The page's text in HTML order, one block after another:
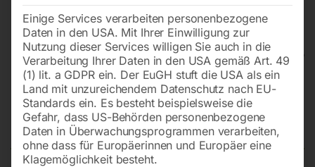
Wand-Schwenkarm WSA 300-
1100-2
Einige Services verarbeiten personenbezogene
Daten in den USA. Mit Ihrer Einwilligung zur
Nutzung dieser Services willigen Sie auch in die
Verarbeitung Ihrer Daten in den USA gemäß Art. 49
(1) lit. a GDPR ein. Der EuGH stuft die USA als ein
Land mit unzureichendem Datenschutz nach EU-
Standards ein. Es besteht beispielsweise die
Gefahr, dass US-Behörden personenbezogene
Daten in Überwachungsprogrammen verarbeiten,
ohne dass für Europäerinnen und Europäer eine
Klagemöglichkeit besteht.